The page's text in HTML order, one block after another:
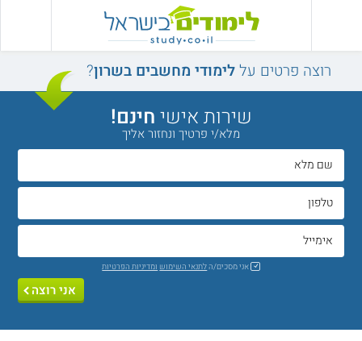
רוצה פרטים עללימודי מחשבים בשרון?
שירות אישיחינם!
מלא/י פרטיך ונחזור אליך
אני מסכים/הלתנאי השימוש ומדיניות הפרטיות
אני רוצה